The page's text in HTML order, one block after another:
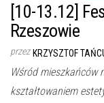
[10-13.12]
Rzeszowie
przez KRZYSZTOF
Wśród mieszkańców
kształtowaniem